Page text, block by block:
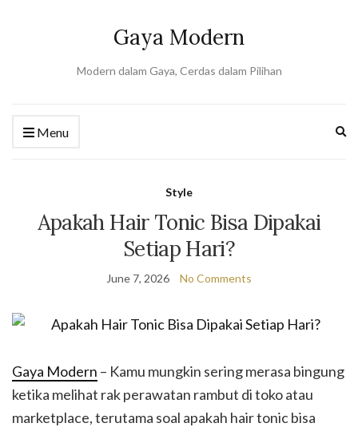
Gaya Modern
Modern dalam Gaya, Cerdas dalam Pilihan
Menu
Style
Apakah Hair Tonic Bisa Dipakai
Setiap Hari?
June 7, 2026 No Comments
Gaya Modern – Kamu mungkin sering merasa bingung
ketika melihat rak perawatan rambut di toko atau
marketplace, terutama soal apakah hair tonic bisa